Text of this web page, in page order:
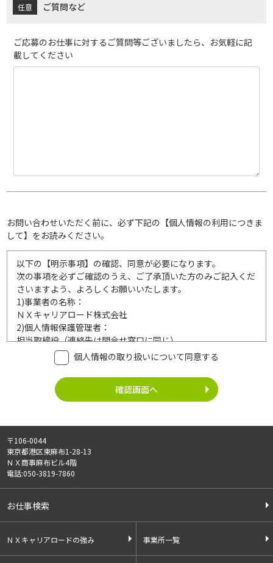
ご質問など
ご応募のお仕事に対するご質問等ございましたら、お気軽に記
載してください
お問い合わせいただく前に、必ず下記の【個人情報の利用につきま
して】をお読みください。
以下の【明示事項】の確認、同意が必要になります。
次の事項を必ずご確認のうえ、ご了承頂いた方のみご記入くだ
さいますよう、よろしくお願いいたします。
1)事業者の名称：
ＮＸキャリアロード株式会社
2)個人情報保護管理者：
担当取締役（連絡先は問合せ窓口に同じ）
利用目的：
ご記入頂いた個人情報は、次の利用目的達成の範囲内において
利用いたします。
個人情報の利用
有料職業紹介事業
・請負事業
ご記入頂いた個人情報は、法令等に定める場合を除いて、ご本
人様の同意なく、第三者に提供することはございません。
5)外部の委託：
ご記入頂いた個人情報は、文書保存、サーバー管理等の目的
個人情報の取り扱いについて同意する
〒106-0044
東京都港区東麻布1-28-13
ＮＸ商事麻布ビル4階
電話:050-3819-7860
お仕事検索
ＮＸキャリアロードの強み 事業所一覧